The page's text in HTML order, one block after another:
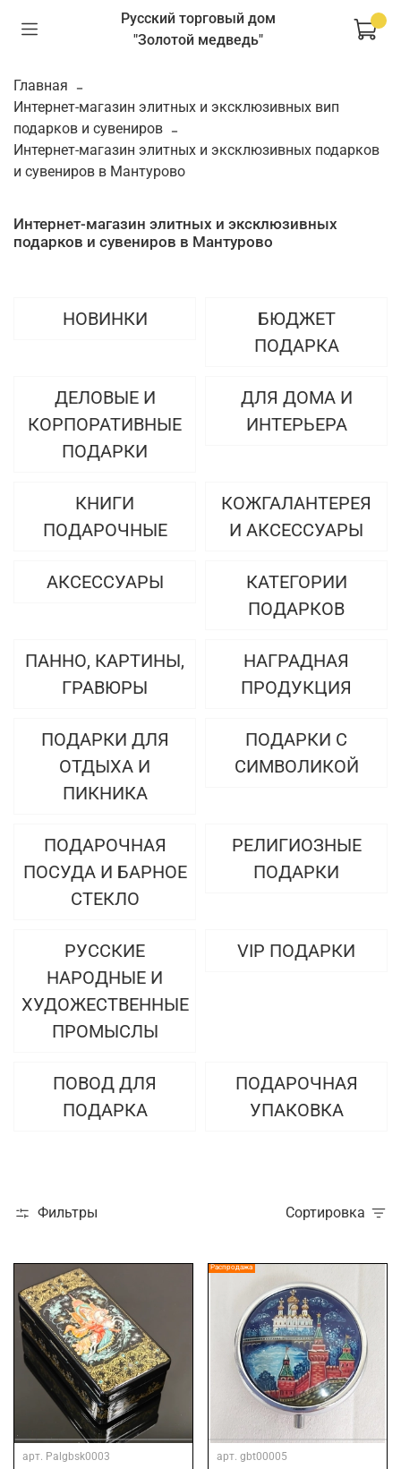
Русский торговый дом
"Золотой медведь"
Главная
Интернет-магазин элитных и эксклюзивных вип
подарков и сувениров
Интернет-магазин элитных и эксклюзивных подарков
и сувениров в Мантурово
Интернет-магазин элитных и эксклюзивных
подарков и сувениров в Мантурово
НОВИНКИ
БЮДЖЕТ
ПОДАРКА
ДЕЛОВЫЕ И
КОРПОРАТИВНЫЕ
ПОДАРКИ
ДЛЯ ДОМА И
ИНТЕРЬЕРА
КНИГИ
ПОДАРОЧНЫЕ
КОЖГАЛАНТЕРЕЯ
И АКСЕССУАРЫ
АКСЕССУАРЫ
КАТЕГОРИИ
ПОДАРКОВ
ПАННО, КАРТИНЫ,
ГРАВЮРЫ
НАГРАДНАЯ
ПРОДУКЦИЯ
ПОДАРКИ ДЛЯ
ОТДЫХА И
ПИКНИКА
ПОДАРКИ С
СИМВОЛИКОЙ
ПОДАРОЧНАЯ
ПОСУДА И БАРНОЕ
СТЕКЛО
РЕЛИГИОЗНЫЕ
ПОДАРКИ
РУССКИЕ
НАРОДНЫЕ И
ХУДОЖЕСТВЕННЫЕ
ПРОМЫСЛЫ
VIP ПОДАРКИ
ПОВОД ДЛЯ
ПОДАРКА
ПОДАРОЧНАЯ
УПАКОВКА
Фильтры Сортировка
арт. Palgbsk0003
Распродажа
арт. gbt00005